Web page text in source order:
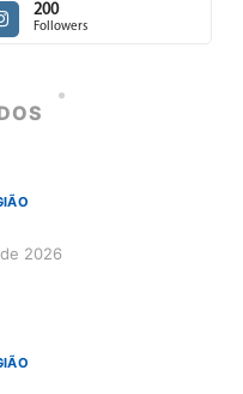
200
Followers
2026